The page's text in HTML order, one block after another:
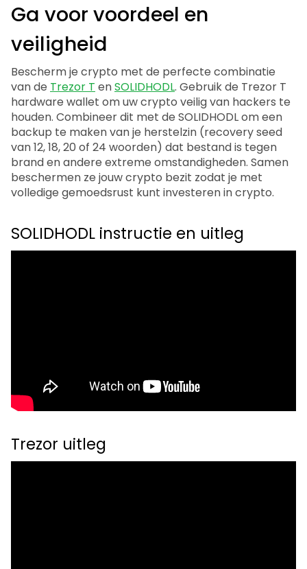
Ga voor voordeel en
veiligheid
Bescherm je crypto met de perfecte combinatie
van de Trezor T enSOLIDHODL. Gebruik de Trezor T
hardware wallet om uw crypto veilig van hackers te
houden. Combineer dit met de SOLIDHODL om een
backup te maken van je herstelzin (recovery seed
van 12, 18, 20 of 24 woorden) dat bestand is tegen
brand en andere extreme omstandigheden. Samen
beschermen ze jouw crypto bezit zodat je met
volledige gemoedsrust kunt investeren in crypto.
SOLIDHODL instructie en uitleg
Trezor uitleg